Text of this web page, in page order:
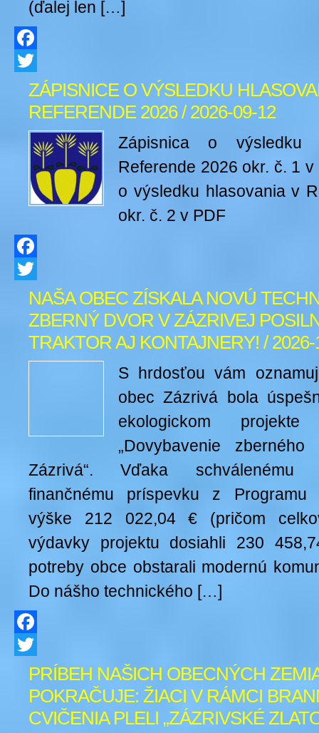
(ďalej len […]
Facebook
Twitter
ZÁPISNICE O VÝSLEDKU
REFERENDE 2026 / 2026-09-12
Zápisnica o výsledku
Referende 2026 okr. č. 1
o výsledku hlasovania v
okr. č. 2 v PDF
Facebook
TwitterNAŠA OBEC ZÍSKALA NOVÚ
ZBERNÝ DVOR V ZÁZRIVEJ
TRAKTOR AJ KONTAJNERY! / 2026-
S hrdosťou vám
obec Zázrivá bola
ekologickom
„Dovybavenie
Zázrivá“. Vďaka schválenému
finančnému príspevku z Programu
výške 212 022,04 € (pričom
výdavky projektu dosiahli 230
potreby obce obstarali modernú
Do nášho technického […]
Facebook
Twitter
PRÍBEH NAŠICH OBECNÝCH
POKRAČUJE: ŽIACI V RÁMCI
CVIČENIA PLELI „ZÁZRIVSKÉ